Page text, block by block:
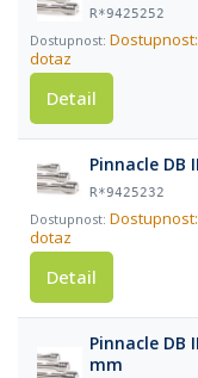
R*9425252
dotaz
Detail
Pinnacle DB
R*9425232
dotaz
Detail
Pinnacle DB
mm